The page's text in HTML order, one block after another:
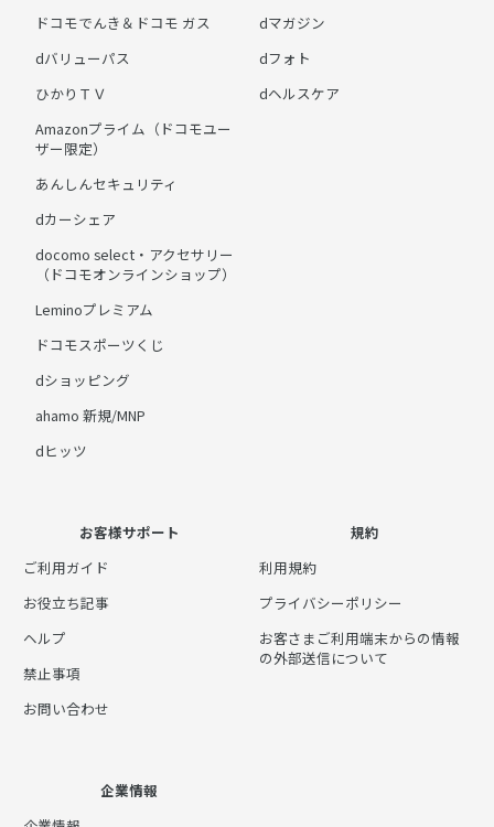
ドコモでんき＆ドコモ ガス
dバリューパス
ひかりＴＶ
Amazonプライム（ドコモユー
ザー限定）
あんしんセキュリティ
dカーシェア
docomo select・アクセサリー
（ドコモオンラインショップ）
Leminoプレミアム
ドコモスポーツくじ
dショッピング
ahamo 新規/MNP
dヒッツ
dマガジン
dフォト
dヘルスケア
お客様サポート
ご利用ガイド
お役立ち記事
ヘルプ
禁止事項
お問い合わせ
規約
利用規約
プライバシーポリシー
お客さまご利用端末からの情報
の外部送信について
企業情報